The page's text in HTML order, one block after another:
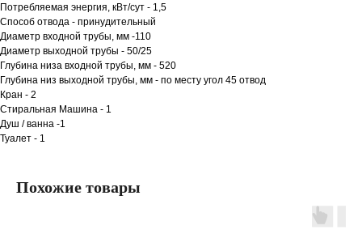
Потребляемая энергия, кВт/сут - 1,5
Способ отвода - принудительный
Диаметр входной трубы, мм -110
Диаметр выходной трубы - 50/25
Глубина низа входной трубы, мм - 520
Глубина низ выходной трубы, мм - по месту угол 45 отвод
Кран - 2
Стиральная Машина - 1
Душ / ванна -1
Туалет - 1
Похожие товары